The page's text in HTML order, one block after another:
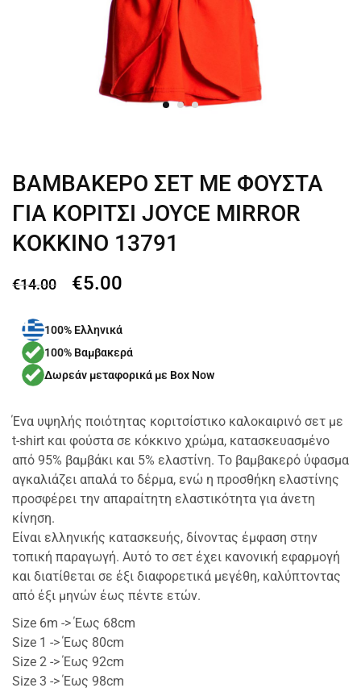
ΒΑΜΒΑΚΕΡΟ ΣΕΤ ΜΕ ΦΟΥΣΤΑ
ΓΙΑ ΚΟΡΙΤΣΙ JOYCE MIRROR
ΚΟΚΚΙΝΟ 13791
€14.00 €5.00
100% Ελληνικά
100% Βαμβακερά
Δωρεάν μεταφορικά με Box Now
Ένα υψηλής ποιότητας κοριτσίστικο καλοκαιρινό σετ με
t-shirt και φούστα σε κόκκινο χρώμα, κατασκευασμένο
από 95% βαμβάκι και 5% ελαστίνη. Το βαμβακερό ύφασμα
αγκαλιάζει απαλά το δέρμα, ενώ η προσθήκη ελαστίνης
προσφέρει την απαραίτητη ελαστικότητα για άνετη
κίνηση.
Είναι ελληνικής κατασκευής, δίνοντας έμφαση στην
τοπική παραγωγή. Αυτό το σετ έχει κανονική εφαρμογή
και διατίθεται σε έξι διαφορετικά μεγέθη, καλύπτοντας
από έξι μηνών έως πέντε ετών.
Size 6m -> Έως 68cm
Size 1 -> Έως 80cm
Size 2 -> Έως 92cm
Size 3 -> Έως 98cm